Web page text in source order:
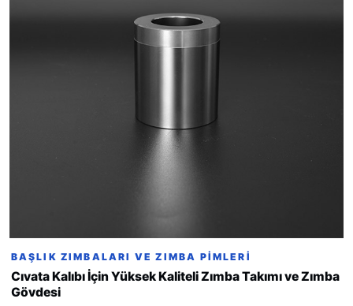
BAŞLIK ZIMBALARI VE ZIMBA PIMLERI
Cıvata Kalıbı İçin Yüksek Kaliteli Zımba Takımı ve Zımba
Gövdesi